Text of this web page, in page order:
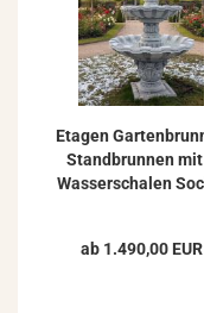
Eta­gen
Stand­brun­nen
Was­ser­scha­len
ab 1.490,00 EUR